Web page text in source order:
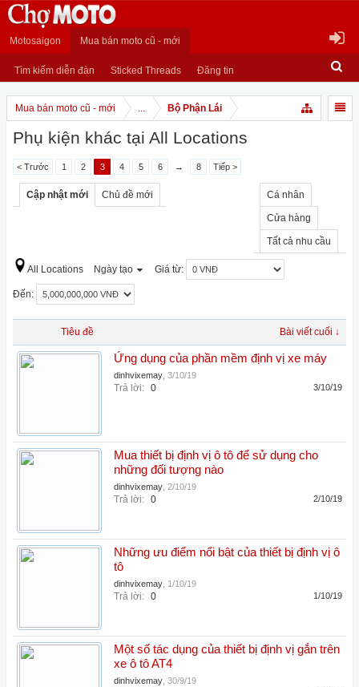
Motosaigon Mua bán moto cũ - mới
Tìm kiếm diễn đàn Sticked Threads Đăng tin
Mua bán moto cũ - mới ... Bộ Phận Lái
Phụ kiện khác tại All Locations
< Trước 1 2 3 4 5 6 → 8 Tiếp >
Cập nhật mới Chủ đề mới Cá nhân
Cửa hàng
Tất cả nhu cầu
All Locations Ngày tạo Giá từ:
Đến:
Tiêu đề Bài viết cuối ↓
Ứng dụng của phần mềm định vị xe máy
dinhvixemay 3/10/19
Trả lời: 0 3/10/19
Mua thiết bị định vị ô tô để sử dụng cho
những đối tượng nào
dinhvixemay 2/10/19
Trả lời: 0 2/10/19
Những ưu điểm nổi bật của thiết bị định vị ô
tô
dinhvixemay 1/10/19
Trả lời: 0 1/10/19
Một số tác dụng của thiết bị định vị gắn trên
xe ô tô AT4
dinhvixemay 30/9/19